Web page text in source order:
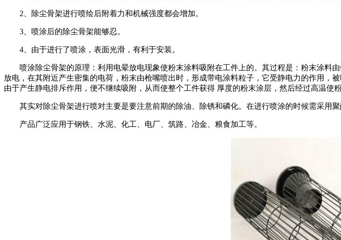
2、除尘骨架进行喷绘后附着力和机械强度都会增加。
3、喷涂后的除尘骨架能够忍。
4、由于进行了喷涂，表面光滑，有利于安装。
喷涂除尘骨架的原理：利用电晕放电现象使粉末涂料吸附在工件上的。其过程是：粉末涂料
放电，在其附近产生密集的电荷，粉末由枪嘴喷出时，形成带电涂料粒子，它受静电力的作用，
由于产生静电排斥作用，便不继续吸附，从而使整个工件获得 厚度的粉末涂层，然后经过高温使
其实对除尘骨架进行喷对主要是要注意前期的除油、除锈和磷化。在进行喷涂的时候需采用聚
产品广泛应用于钢铁、水泥、化工、电厂、筑路、冶金、粮食加工等。